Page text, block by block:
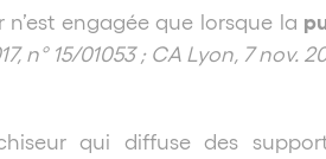
engagée que lorsque la
n° 15/01053 ; CA Lyon, 7 nov.
qui diffuse des